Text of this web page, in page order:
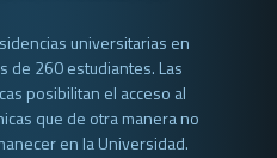
universitarias en
de 260 estudiantes. Las
posibilitan el acceso al
que de otra manera no
en la Universidad.